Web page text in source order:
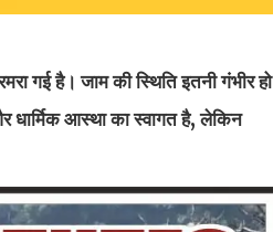
गई है। जाम की स्थिति इतनी गंभीर हो
धार्मिक आस्था का स्वागत है, लेकिन